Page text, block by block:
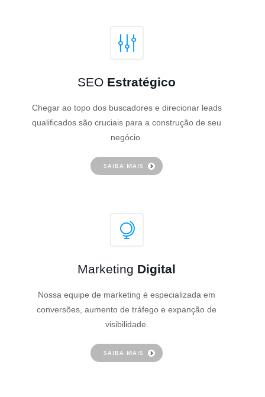
SEO Estratégico
Chegar ao topo dos buscadores e direcionar leads
qualificados são cruciais para a construção de seu
negócio.
SAIBA MAIS
Marketing Digital
Nossa equipe de marketing é especializada em
conversões, aumento de tráfego e expanção de
visibilidade.
SAIBA MAIS